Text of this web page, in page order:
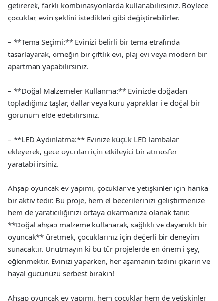
getirerek, farklı kombinasyonlarda kullanabilirsiniz. Böylece
çocuklar, evin şeklini istedikleri gibi değiştirebilirler.
– **Tema Seçimi:** Evinizi belirli bir tema etrafında
tasarlayarak, örneğin bir çiftlik evi, plaj evi veya modern bir
apartman yapabilirsiniz.
– **Doğal Malzemeler Kullanma:** Evinizde doğadan
topladığınız taşlar, dallar veya kuru yapraklar ile doğal bir
görünüm elde edebilirsiniz.
– **LED Aydınlatma:** Evinize küçük LED lambalar
ekleyerek, gece oyunları için etkileyici bir atmosfer
yaratabilirsiniz.
Ahşap oyuncak ev yapımı, çocuklar ve yetişkinler için harika
bir aktivitedir. Bu proje, hem el becerilerinizi geliştirmenize
hem de yaratıcılığınızı ortaya çıkarmanıza olanak tanır.
**Doğal ahşap malzeme kullanarak, sağlıklı ve dayanıklı bir
oyuncak** üretmek, çocuklarınız için değerli bir deneyim
sunacaktır. Unutmayın ki bu tür projelerde en önemli şey,
eğlenmektir. Evinizi yaparken, her aşamanın tadını çıkarın ve
hayal gücünüzü serbest bırakın!
Ahşap oyuncak ev yapımı, hem çocuklar hem de yetişkinler